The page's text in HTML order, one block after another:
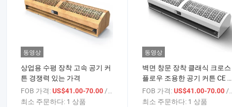
동영상
상업용 수평 장착 고속 공기 커
튼 경쟁력 있는 가격
FOB 가격:US$41.00-70.00/ 상품
최소 주문하다: 1 상품
동영상
벽면 창문 장착 클래식 크로스
플로우 조용한 공기 커튼 CE 인
증
FOB 가격: US$41.00-70.00/ 상품
최소 주문하다: 1 상품